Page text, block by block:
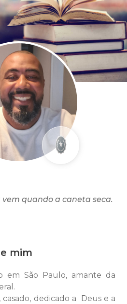
quando a caneta seca.
mim
em São Paulo, amante da
dedicado a Deus e a